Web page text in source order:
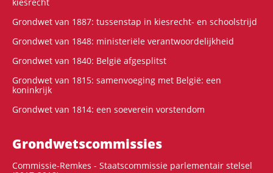
Grondwet van 1887: tussenstap in kiesrecht- en schoolstrijd
Grondwet van 1848: ministeriële verantwoordelijkheid
Grondwet van 1840: België afgesplitst
Grondwet van 1815: samenvoeging met België: een
koninkrijk
Grondwet van 1814: een soeverein vorstendom
Grondwets­commissies
Commissie-Remkes - Staatscommissie parlementair stelsel